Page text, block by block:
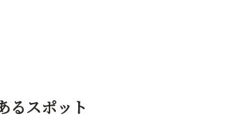
るスポット